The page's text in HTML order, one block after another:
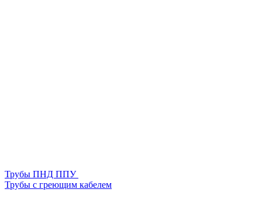
Трубы ПНД ППУ
Трубы с греющим кабелем